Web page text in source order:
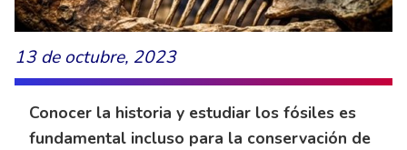
13 de octubre, 2023
Conocer la historia y estudiar los fósiles es
fundamental incluso para la conservación de